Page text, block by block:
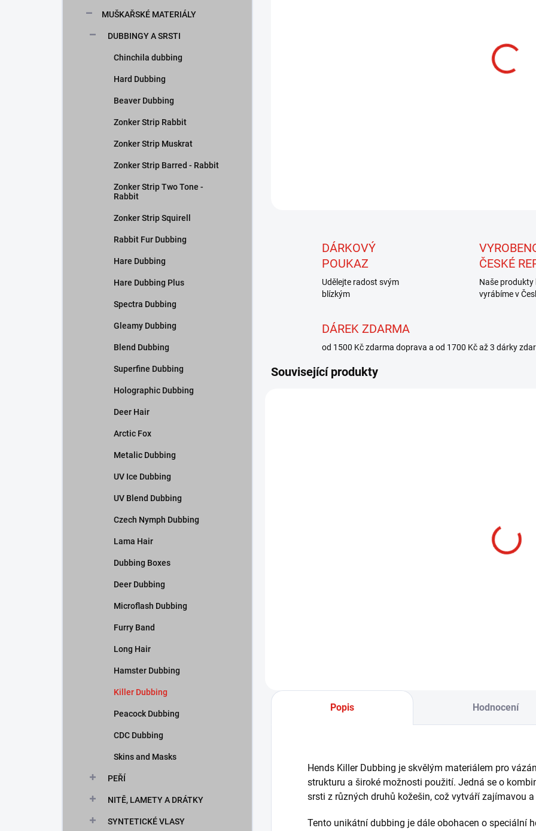
MUŠKAŘSKÉ MATERIÁLY
DUBBINGY A SRSTI
Chinchila dubbing
Hard Dubbing
Beaver Dubbing
Zonker Strip Rabbit
Zonker Strip Muskrat
Zonker Strip Barred - Rabbit
Zonker Strip Two Tone -
Rabbit
Zonker Strip Squirell
Rabbit Fur Dubbing
Hare Dubbing
Hare Dubbing Plus
Spectra Dubbing
Gleamy Dubbing
Blend Dubbing
Superfine Dubbing
Holographic Dubbing
Deer Hair
Arctic Fox
Metalic Dubbing
UV Ice Dubbing
UV Blend Dubbing
Czech Nymph Dubbing
Lama Hair
Dubbing Boxes
Deer Dubbing
Microflash Dubbing
Furry Band
Long Hair
Hamster Dubbing
Killer Dubbing
Peacock Dubbing
CDC Dubbing
Skins and Masks
PEŘÍ
NITĚ, LAMETY A DRÁTKY
SYNTETICKÉ VLASY
DÁRKOVÝ
POUKAZ
Udělejte radost svým
blízkým
ČESKÉ
Naše produkty
vyrábíme v
DÁREK ZDARMA
od 1500 Kč zdarma doprava a od 1700 Kč až 3 dárky
Související produkty
nit nebo přímo na
prsty umožňuje
Popis Hodnocení
Hends Killer Dubbing je skvělým materiálem pro
strukturu a široké možnosti použití. Jedná se o
srsti z různých druhů kožešin, což vytváří zajímavou
Tento unikátní dubbing je dále obohacen o speciální